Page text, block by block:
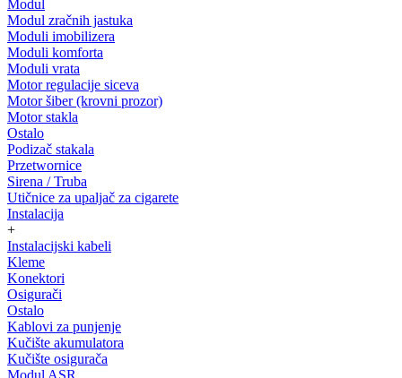
Modul
Modul zračnih jastuka
Moduli imobilizera
Moduli komforta
Moduli vrata
Motor regulacije siceva
Motor šiber (krovni prozor)
Motor stakla
Ostalo
Podizač stakala
Przetwornice
Sirena / Truba
Utičnice za upaljač za cigarete
Instalacija
+
Instalacijski kabeli
Kleme
Konektori
Osigurači
Ostalo
Kablovi za punjenje
Kučište akumulatora
Kučište osigurača
Modul ASR